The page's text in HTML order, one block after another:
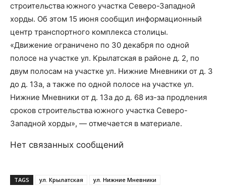
строительства южного участка Северо-Западной
хорды. Об этом 15 июня сообщил информационный
центр транспортного комплекса столицы.
«Движение ограничено по 30 декабря по одной
полосе на участке ул. Крылатская в районе д. 2, по
двум полосам на участке ул. Нижние Мневники от д. 3
до д. 13а, а также по одной полосе на участке ул.
Нижние Мневники от д. 13а до д. 68 из-за продления
сроков строительства южного участка Северо-
Западной хорды», — отмечается в материале.
Нет связанных сообщений
TAGS ул. Крылатская ул. Нижние Мневники